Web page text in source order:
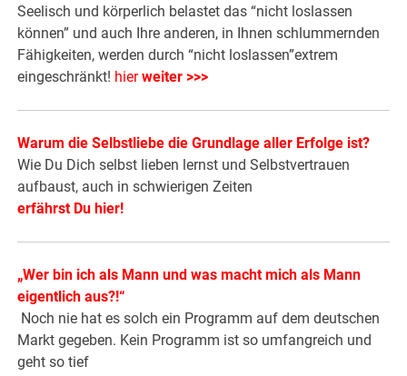
Seelisch und körperlich belastet das “nicht loslassen
können” und auch Ihre anderen, in Ihnen schlummernden
Fähigkeiten, werden durch “nicht loslassen”extrem
eingeschränkt! hierweiter >>>
Warum die Selbstliebe die Grundlage aller Erfolge ist?
Wie Du Dich selbst lieben lernst und Selbstvertrauen
aufbaust, auch in schwierigen Zeiten
erfährst Du hier!
„Wer bin ich als Mann und was macht mich als Mann
eigentlich aus?!“
Noch nie hat es solch ein Programm auf dem deutschen
Markt gegeben. Kein Programm ist so umfangreich und
geht so tief